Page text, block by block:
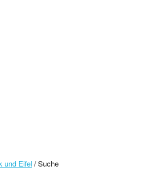
und Eifel/ Suche